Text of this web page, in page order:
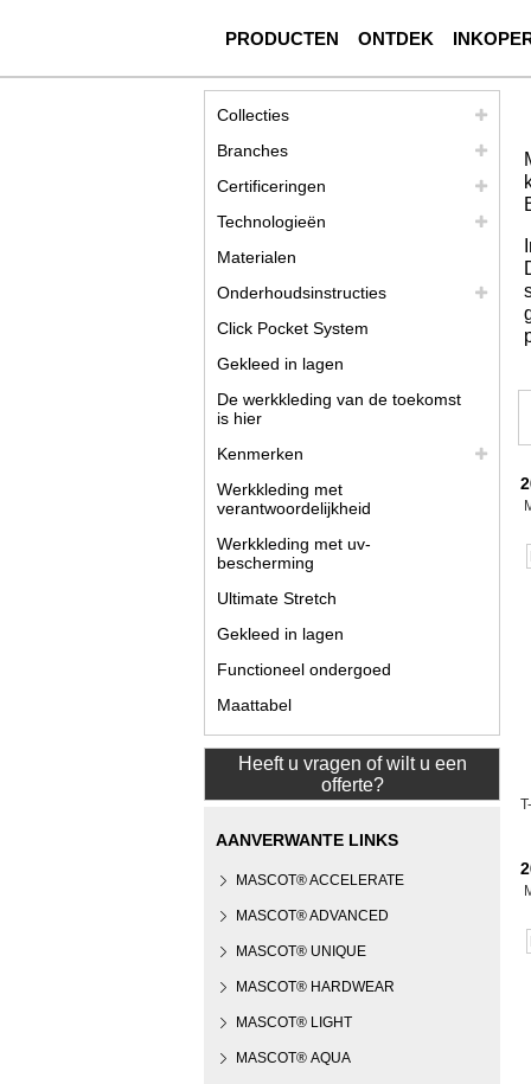
PRODUCTEN ONTDEK
Collecties
Branches
Certificeringen
Technologieën
Materialen
Onderhoudsinstructies
Click Pocket System
Gekleed in lagen
De werkkleding van de toekomst
is hier
Kenmerken
Werkkleding met
verantwoordelijkheid
Werkkleding met uv-
bescherming
Ultimate Stretch
Gekleed in lagen
Functioneel ondergoed
Maattabel
Heeft u vragen of wilt u een
offerte?
AANVERWANTE LINKS
MASCOT® ACCELERATE
MASCOT® ADVANCED
MASCOT® UNIQUE
MASCOT® HARDWEAR
MASCOT® LIGHT
MASCOT® AQUA